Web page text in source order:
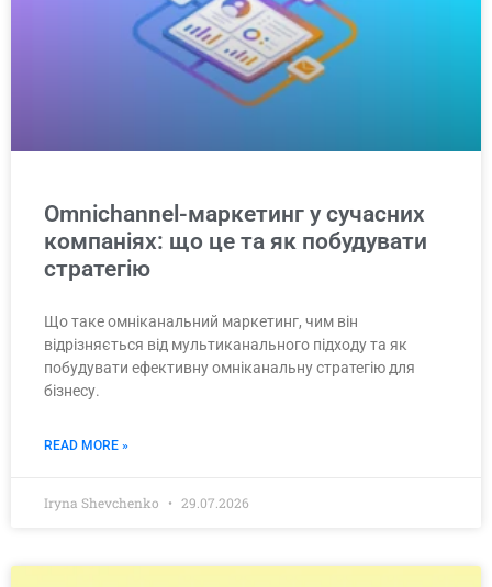
Omnichannel-маркетинг у сучасних
компаніях: що це та як побудувати
стратегію
Що таке омніканальний маркетинг, чим він
відрізняється від мультиканального підходу та як
побудувати ефективну омніканальну стратегію для
бізнесу.
READ MORE »
Iryna Shevchenko 29.07.2026